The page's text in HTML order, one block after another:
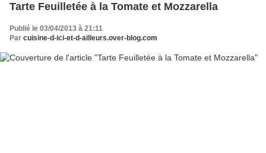
Tarte Feuilletée à la Tomate et Mozzarella
Publié le 03/04/2013 à 21:11
Par cuisine-d-ici-et-d-ailleurs.over-blog.com